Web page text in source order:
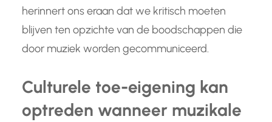
herinnert ons eraan dat we kritisch moeten
blijven ten opzichte van de boodschappen die
door muziek worden gecommuniceerd.
Culturele toe-eigening kan
optreden wanneer muzikale